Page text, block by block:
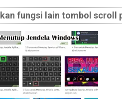
fungsi lain tombol scroll